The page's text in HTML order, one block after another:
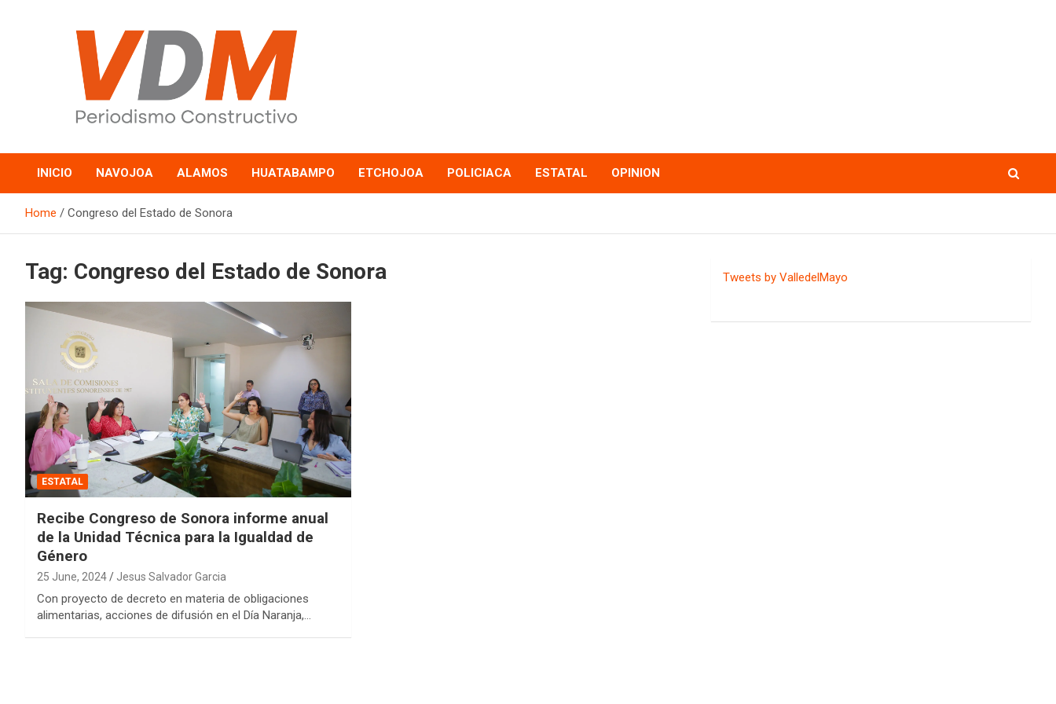
valledelmayo.com
INICIO NAVOJOA ALAMOS HUATABAMPO ETCHOJOA POLICIACA ESTATAL OPINION
Home Congreso del Estado de Sonora
Tag: Congreso del Estado de Sonora
ESTATAL
Recibe Congreso de Sonora informe anual
de la Unidad Técnica para la Igualdad de
Género
25 June, 2024 Jesus Salvador Garcia
Con proyecto de decreto en materia de obligaciones
alimentarias, acciones de difusión en el Día Naranja,…
Tweets by ValledelMayo